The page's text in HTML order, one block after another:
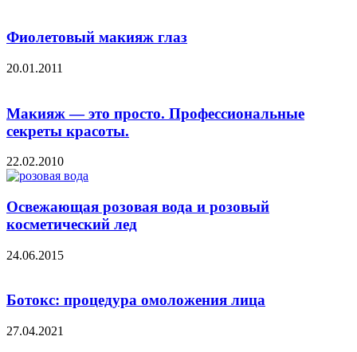
Фиолетовый макияж глаз
20.01.2011
Макияж — это просто. Профессиональные
секреты красоты.
22.02.2010
Освежающая розовая вода и розовый
косметический лед
24.06.2015
Ботокс: процедура омоложения лица
27.04.2021